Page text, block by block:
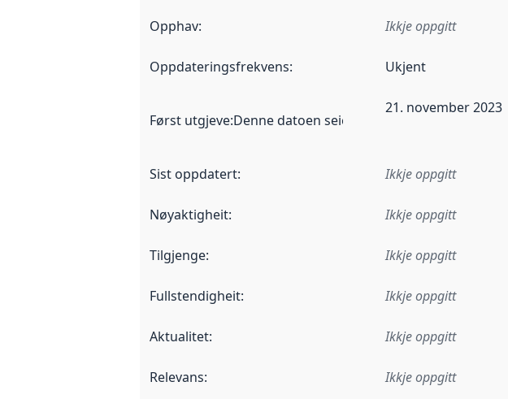
Opphav: Ikkje oppgitt
Oppdateringsfrekvens: Ukjent
Først utgjeve:Denne datoen seier når dataa i dette
21. november 2023
Sist oppdatert: Ikkje oppgitt
Nøyaktigheit: Ikkje oppgitt
Tilgjenge: Ikkje oppgitt
Fullstendigheit: Ikkje oppgitt
Aktualitet: Ikkje oppgitt
Relevans: Ikkje oppgitt